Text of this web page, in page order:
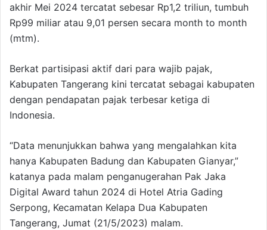
akhir Mei 2024 tercatat sebesar Rp1,2 triliun, tumbuh
Rp99 miliar atau 9,01 persen secara month to month
(mtm).
Berkat partisipasi aktif dari para wajib pajak,
Kabupaten Tangerang kini tercatat sebagai kabupaten
dengan pendapatan pajak terbesar ketiga di
Indonesia.
“Data menunjukkan bahwa yang mengalahkan kita
hanya Kabupaten Badung dan Kabupaten Gianyar,”
katanya pada malam penganugerahan Pak Jaka
Digital Award tahun 2024 di Hotel Atria Gading
Serpong, Kecamatan Kelapa Dua Kabupaten
Tangerang, Jumat (21/5/2023) malam.